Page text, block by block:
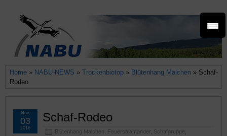
Home » NABU-NEWS » Trockenbiotop » Blütenhang Malchen » Schaf-
Rodeo
Schaf-Rodeo
Blütenhang Malchen Feuersalamander Schafgruppe
Nov.
03
2016